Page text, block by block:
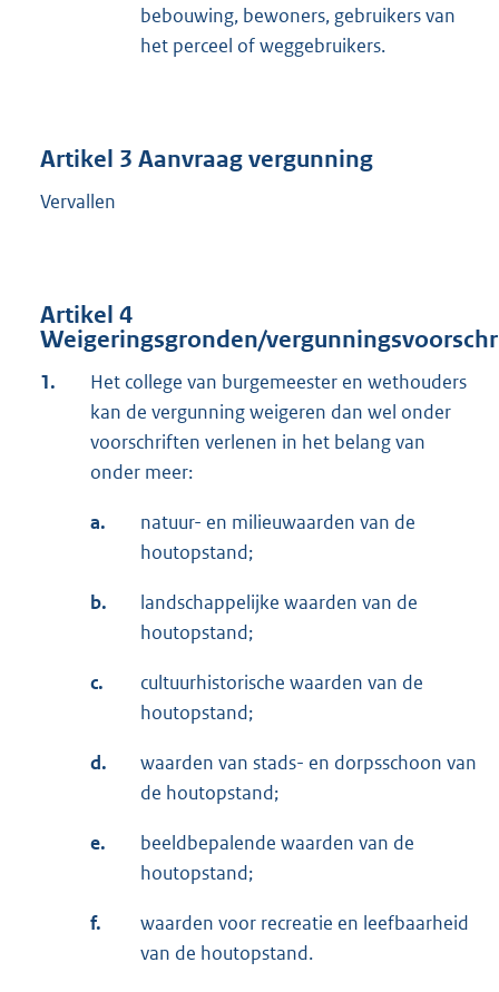
bebouwing, bewoners, gebruikers van
het perceel of weggebruikers.
Artikel 3 Aanvraag vergunning
Vervallen
Artikel 4
Weigeringsgronden/
1.
Het college van burgemeester en wethouders
kan de vergunning weigeren dan wel onder
voorschriften verlenen in het belang van
onder meer:
a.
natuur- en milieuwaarden van de
houtopstand;
b.
landschappelijke waarden van de
houtopstand;
c.
cultuurhistorische waarden van de
houtopstand;
d.
waarden van stads- en dorpsschoon van
de houtopstand;
e.
beeldbepalende waarden van de
houtopstand;
f.
waarden voor recreatie en leefbaarheid
van de houtopstand.